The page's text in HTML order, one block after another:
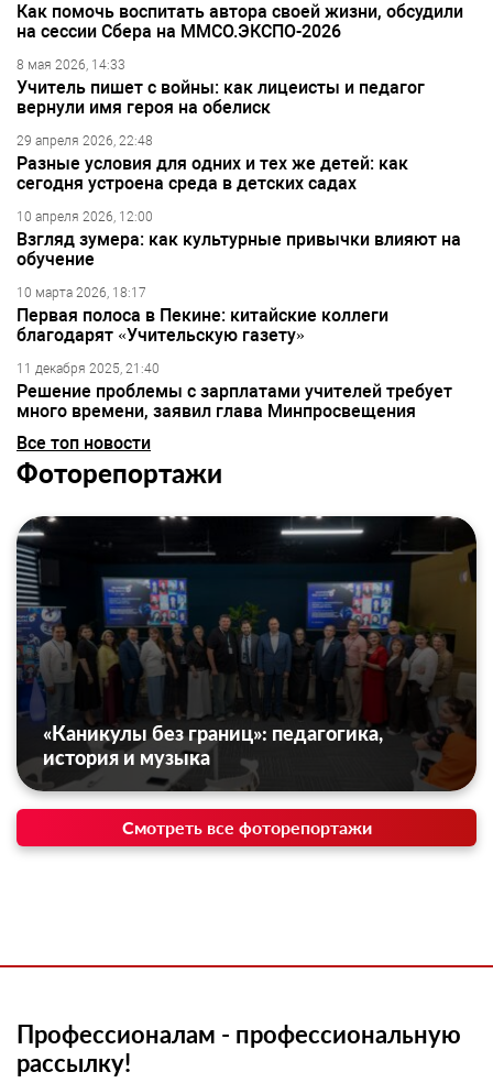
Как помочь воспитать автора своей жизни, обсудили
на сессии Сбера на ММСО.ЭКСПО-2026
8 мая 2026, 14:33
Учитель пишет с войны: как лицеисты и педагог
вернули имя героя на обелиск
29 апреля 2026, 22:48
Разные условия для одних и тех же детей: как
сегодня устроена среда в детских садах
10 апреля 2026, 12:00
Взгляд зумера: как культурные привычки влияют на
обучение
10 марта 2026, 18:17
Первая полоса в Пекине: китайские коллеги
благодарят «Учительскую газету»
11 декабря 2025, 21:40
Решение проблемы с зарплатами учителей требует
много времени, заявил глава Минпросвещения
Все топ новости
Фоторепортажи
«Каникулы без границ»: педагогика,
история и музыка
Смотреть все фоторепортажи
Профессионалам - профессиональную
рассылку!